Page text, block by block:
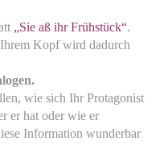
„Sie aß ihr Frühstück“.
Kopf wird dadurch
wie sich Ihr Protagonist
er hat oder wie er
Information wunderbar